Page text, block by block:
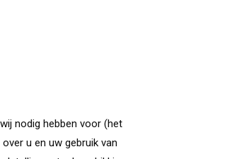
nodig hebben voor (het
u en uw gebruik van